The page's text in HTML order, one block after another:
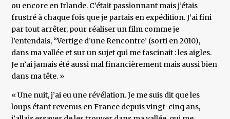
ou encore en Irlande. C’était passionnant mais j’étais
frustré à chaque fois que je partais en expédition. J’ai fini
par tout arrêter, pour réaliser un film comme je
l’entendais, ‘‘Vertige d’une Rencontre’ (sorti en 2010),
dans ma vallée et sur un sujet qui me fascinait : les aigles.
Je n’ai jamais été aussi mal financièrement mais aussi bien
dans ma tête. »
« Une nuit, j’ai eu une révélation. Je me suis dit que les
loups étant revenus en France depuis vingt-cinq ans,